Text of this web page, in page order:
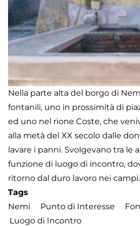
Nella parte alta del borgo di
fontanili, uno in prossimità di
ed uno nel rione Coste, che
alla metà del XX secolo dalle
lavare i panni. Svolgevano tra le
funzione di luogo di incontro,
ritorno dal duro lavoro nei campi.
Tags
Nemi
Punto di Interesse
Luogo di Incontro